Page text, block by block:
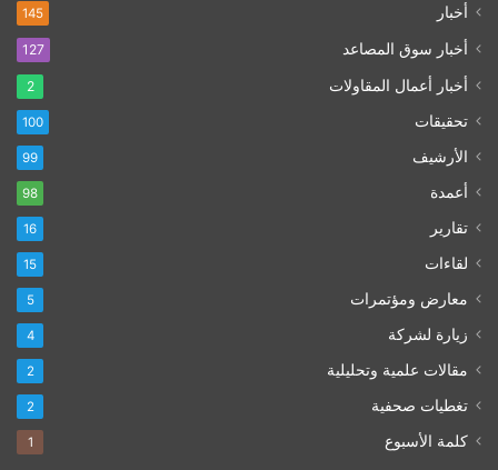
أخبار 145
أخبار سوق المصاعد 127
أخبار أعمال المقاولات 2
تحقيقات 100
الأرشيف 99
أعمدة 98
تقارير 16
لقاءات 15
معارض ومؤتمرات 5
زيارة لشركة 4
مقالات علمية وتحليلية 2
تغطيات صحفية 2
كلمة الأسبوع 1